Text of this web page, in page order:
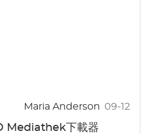
Maria Anderson 09-12
Mediathek下載器